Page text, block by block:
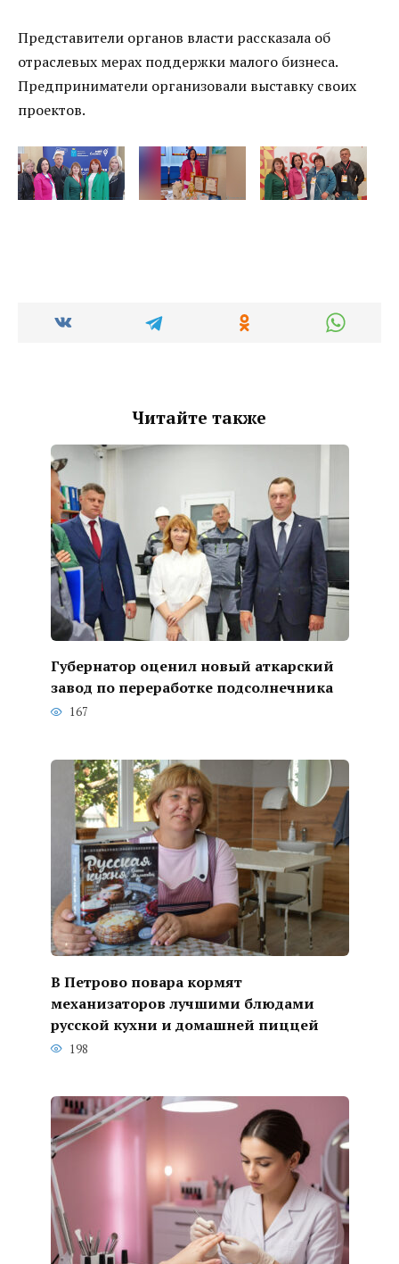
Представители органов власти рассказала об
отраслевых мерах поддержки малого бизнеса.
Предприниматели организовали выставку своих
проектов.
Читайте также
Губернатор оценил новый аткарский
завод по переработке подсолнечника
167
В Петрово повара кормят
механизаторов лучшими блюдами
русской кухни и домашней пиццей
198